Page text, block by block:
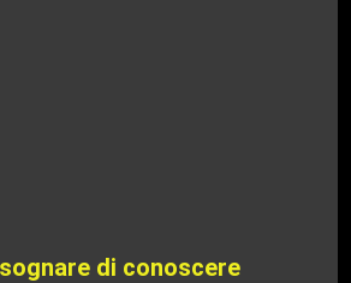
di conoscere